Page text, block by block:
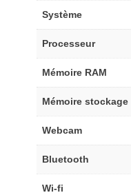
Système
Processeur
Mémoire RAM
Mémoire stockage
Webcam
Bluetooth
Wi-fi